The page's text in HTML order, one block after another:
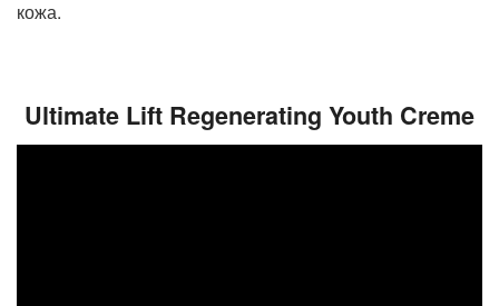
кожа.
Ultimate Lift Regenerating Youth Creme